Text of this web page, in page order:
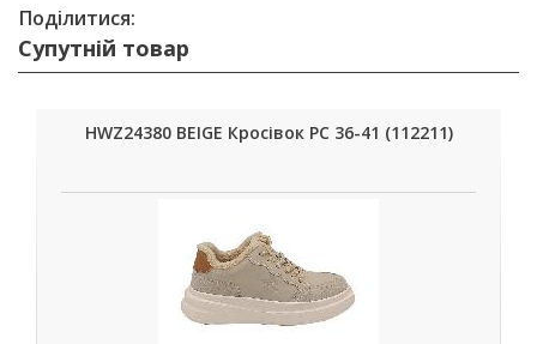
Поділитися:
Супутній товар
HWZ24380 BEIGE Кросівок РС 36-41 (112211)